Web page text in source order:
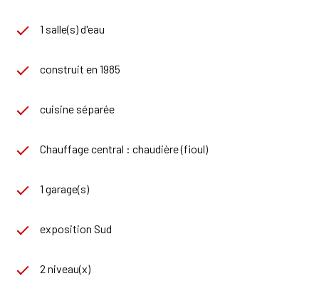
1 salle(s) d'eau
construit en 1985
cuisine séparée
Chauffage central : chaudière (fioul)
1 garage(s)
exposition Sud
2 niveau(x)